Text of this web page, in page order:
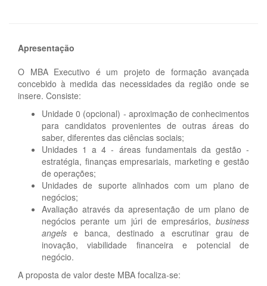
Apresentação
O MBA Executivo é um projeto de formação avançada
concebido à medida das necessidades da região onde se
insere. Consiste:
Unidade 0 (opcional) - aproximação de conhecimentos
para candidatos provenientes de outras áreas do
saber, diferentes das ciências sociais;
Unidades 1 a 4 - áreas fundamentais da gestão -
estratégia, finanças empresariais, marketing e gestão
de operações;
Unidades de suporte alinhados com um plano de
negócios;
Avaliação através da apresentação de um plano de
negócios perante um júri de empresários, business
angels e banca, destinado a escrutinar grau de
inovação, viabilidade financeira e potencial de
negócio.
A proposta de valor deste MBA focaliza-se: